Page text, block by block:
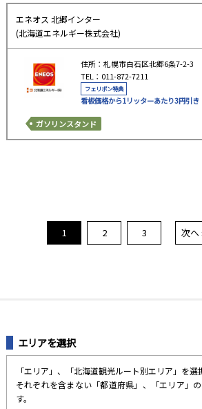
エネオス 北郷インター
(北海道エネルギー株式会社)
住所：札幌市白石区北郷6条7-2-3
TEL：011-872-7211
フェリポン特典
看板価格から1リッターあたり3円引き
ガソリンスタンド
1 2 3 次へ
エリアを選択
「エリア」、「北海道観光ルート別エリア」を選
それぞれを含まない「都道府県」、「エリア」
す。